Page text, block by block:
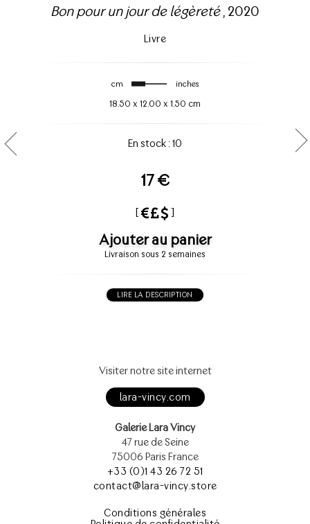
Bon pour un jour de légèreté, 2020
Livre
cm inches
18.50 x 12.00 x 1.50 cm
En stock : 10
17 €
[ ]
Ajouter au panier
Livraison sous 2 semaines
LIRE LA DESCRIPTION
Visiter notre site internet
lara-vincy.com
Galerie Lara Vincy
47 rue de Seine
75006 Paris France
+33 (0)1 43 26 72 51
contact@lara-vincy.store
Conditions générales